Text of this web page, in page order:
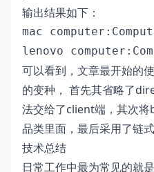
输出结果如下：
mac
lenovo
可以看到，文章最开始的
的变种， 首先其省略了
法交给了client端，其次
品类里面，最后采用了链式
技术总结
日常工作中最为常见的就